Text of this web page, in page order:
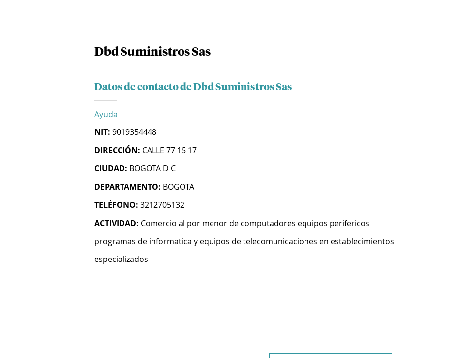
Dbd Suministros Sas
Datos de contacto de Dbd Suministros Sas
Ayuda
NIT: 9019354448
DIRECCIÓN: CALLE 77 15 17
CIUDAD: BOGOTA D C
DEPARTAMENTO: BOGOTA
TELÉFONO: 3212705132
ACTIVIDAD: Comercio al por menor de computadores equipos perifericos
programas de informatica y equipos de telecomunicaciones en establecimientos
especializados